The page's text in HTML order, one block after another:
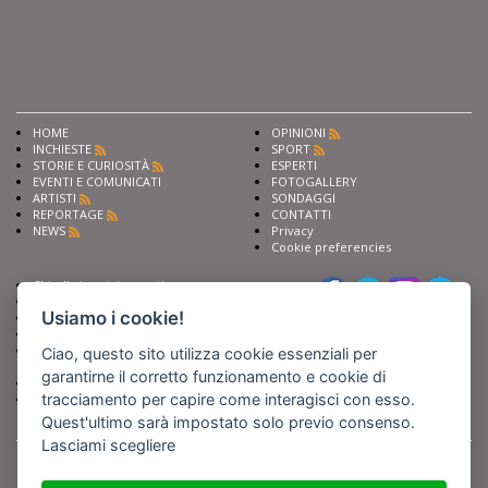
HOME
INCHIESTE
STORIE E CURIOSITÀ
EVENTI E COMUNICATI
ARTISTI
REPORTAGE
NEWS
OPINIONI
SPORT
ESPERTI
FOTOGALLERY
SONDAGGI
CONTATTI
Privacy
Cookie preferencies
Chiedi ai nostri esperti
Fai pubblicità con noi
Iscriviti al nostro corso di
giornalismo
Compra i nostri libri
Entra in Barinedita Map
Usiamo i cookie!
Ciao, questo sito utilizza cookie essenziali per
garantirne il corretto funzionamento e cookie di
tracciamento per capire come interagisci con esso.
Quest'ultimo sarà impostato solo previo consenso.
Lasciami scegliere